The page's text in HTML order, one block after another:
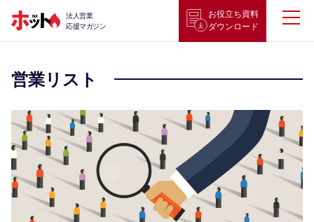
法人営業
応援マガジン
お役立ち資料
ダウンロード
営業リスト